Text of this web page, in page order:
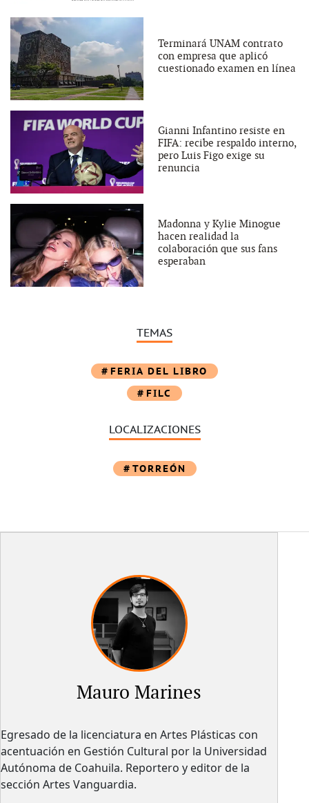
Terminará UNAM contrato
con empresa que aplicó
cuestionado examen en línea
Gianni Infantino resiste en
FIFA: recibe respaldo interno,
pero Luis Figo exige su
renuncia
Madonna y Kylie Minogue
hacen realidad la
colaboración que sus fans
esperaban
TEMAS
FERIA DEL LIBRO
FILC
LOCALIZACIONES
TORREÓN
Mauro Marines
Egresado de la licenciatura en Artes Plásticas con
acentuación en Gestión Cultural por la Universidad
Autónoma de Coahuila. Reportero y editor de la
sección Artes Vanguardia.